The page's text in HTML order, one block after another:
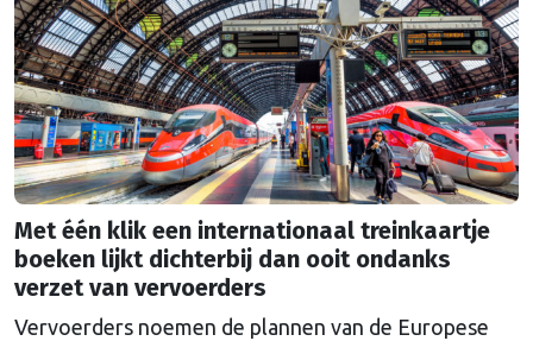
Met één klik een internationaal treinkaartje
boeken lijkt dichterbij dan ooit ondanks
verzet van vervoerders
Vervoerders noemen de plannen van de Europese